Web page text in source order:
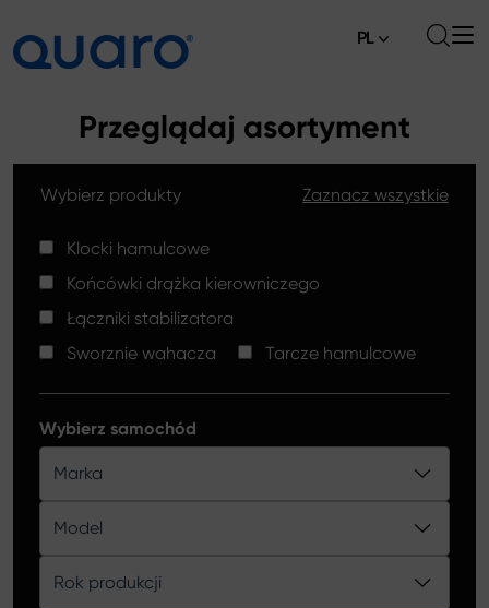
Klocki hamulcowe
Tarcze hamulcowe High Carbon
Końcówki drążków kierowniczych
Klocki hamulcowe Silver Ceramic
Katalog
Aktualności
Gdzie kupić
Kontakt
PL
Przeglądaj asortyment
Wybierz produkty Zaznacz wszystkie
Klocki hamulcowe
Końcówki drążka kierowniczego
Łączniki stabilizatora
Sworznie wahacza
Tarcze hamulcowe
Wybierz samochód
Marka
Model
Rok produkcji